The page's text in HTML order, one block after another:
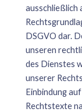
ausschließlich
DSGVO dar.
unseren
des Dienstes
unserer
Einbindung
Rechtstexte